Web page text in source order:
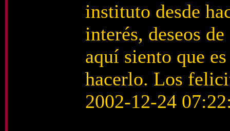
instituto desde
interés, deseos
aquí siento que
hacerlo. Los
2002-12-24